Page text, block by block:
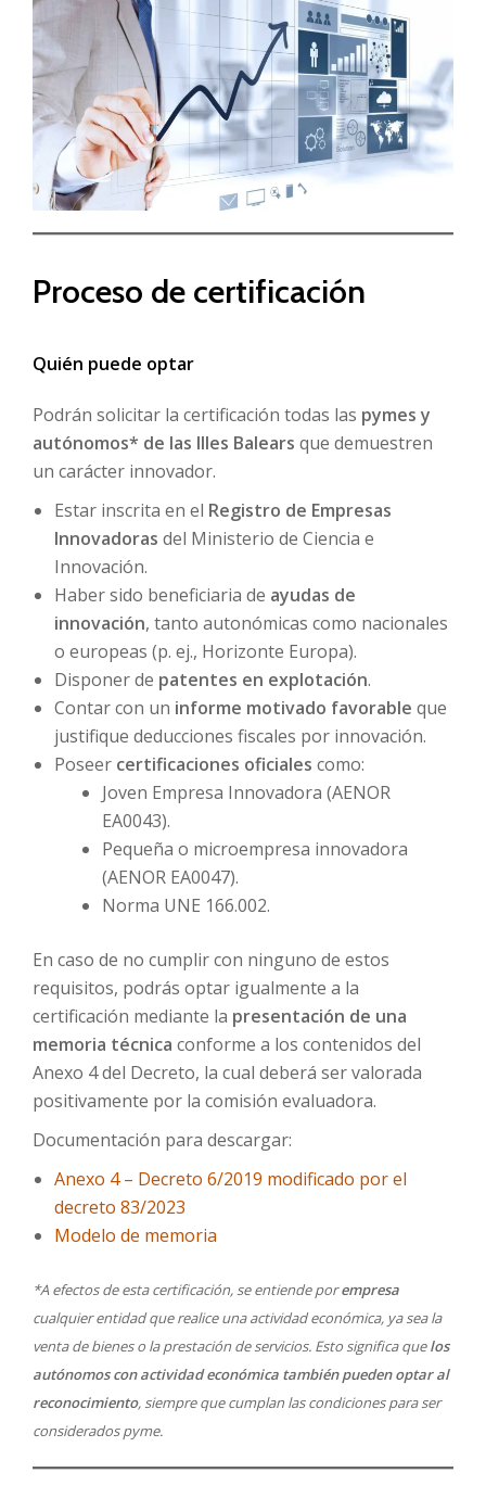
Proceso de certificación
Quién puede optar
Podrán solicitar la certificación todas las pymes y
autónomos* de las Illes Balears que demuestren
un carácter innovador.
Estar inscrita en el Registro de Empresas
Innovadoras del Ministerio de Ciencia e
Innovación.
Haber sido beneficiaria de ayudas de
innovación, tanto autonómicas como nacionales
o europeas (p. ej., Horizonte Europa).
Disponer de patentes en explotación.
Contar con un informe motivado favorable que
justifique deducciones fiscales por innovación.
Poseer certificaciones oficiales como:
Joven Empresa Innovadora (AENOR
EA0043).
Pequeña o microempresa innovadora
(AENOR EA0047).
Norma UNE 166.002.
En caso de no cumplir con ninguno de estos
requisitos, podrás optar igualmente a la
certificación mediante la presentación de una
memoria técnica conforme a los contenidos del
Anexo 4 del Decreto, la cual deberá ser valorada
positivamente por la comisión evaluadora.
Documentación para descargar:
Anexo 4 – Decreto 6/2019 modificado por el
decreto 83/2023
Modelo de memoria
*A efectos de esta certificación, se entiende porempresa
cualquier entidad que realice una actividad económica, ya sea la
venta de bienes o la prestación de servicios. Esto significa quelos
autónomos con actividad económica también pueden optar al
reconocimiento, siempre que cumplan las condiciones para ser
considerados pyme.